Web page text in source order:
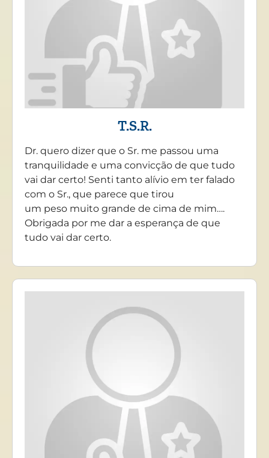
T.S.R.
Dr. quero dizer que o Sr. me passou uma
tranquilidade e uma convicção de que tudo
vai dar certo! Senti tanto alívio em ter falado
com o Sr., que parece que tirou
um peso muito grande de cima de mim….
Obrigada por me dar a esperança de que
tudo vai dar certo.